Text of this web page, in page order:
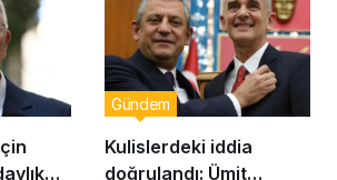
Kulislerdeki iddia
doğrulandı: Ümit
Gündem